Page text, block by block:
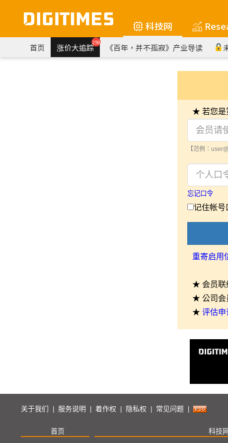
科技网
首页 涨价大追踪259 《百年，并不孤寂》产业导读
★ 若您是
【范例：
忘记口令
记住帐号
重寄启用
★ 会员联
★ 公司会
★ 评估申
关于我们 服务说明 着作权 隐私权 常见问题
首页 科技网